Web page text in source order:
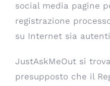
social media pagine
registrazione
su Internet sia
JustAskMeOut si
presupposto che il